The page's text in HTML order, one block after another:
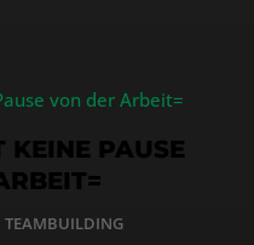
KEINE PAUSE
TEAMBUILDING